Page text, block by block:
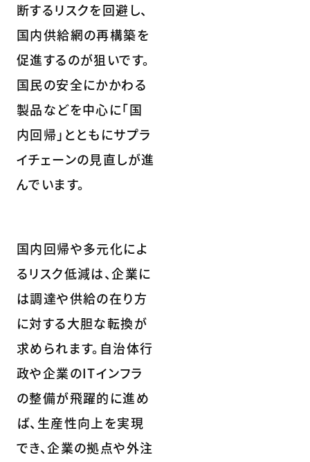
断するリスクを回避し、
国内供給網の再構築を
促進するのが狙いです。
国民の安全にかかわる
製品などを中心に「国
内回帰」とともにサプラ
イチェーンの見直しが進
んでいます。
国内回帰や多元化によ
るリスク低減は、企業に
は調達や供給の在り方
に対する大胆な転換が
求められます。自治体行
政や企業のITインフラ
の整備が飛躍的に進め
ば、生産性向上を実現
でき、企業の拠点や外注